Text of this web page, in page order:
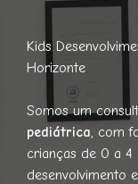
Kids
Horizonte
Somos um
pediátrica, com
crianças de 0 a 4
desenvolvimento